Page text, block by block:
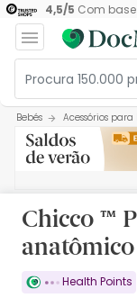
4,5/5 Com
Bebés Acessórios
Chicco ™
Health Points